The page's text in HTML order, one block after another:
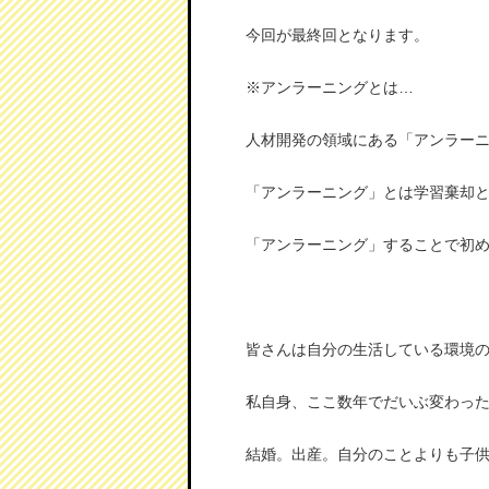
今回が最終回となります。
※アンラーニングとは…
人材開発の領域にある「アンラー
「アンラーニング」とは学習棄
「アンラーニング」することで初
皆さんは自分の生活している環境
私自身、ここ数年でだいぶ変わっ
結婚。出産。自分のことよりも子